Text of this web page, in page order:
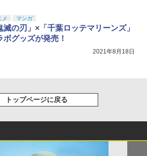
メ マンガ
滅の刃」×「千葉ロッテマリーンズ」
ボグッズが発売！
2021年8月18日
トップページに戻る